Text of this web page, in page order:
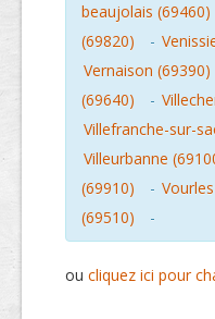
beaujolais (69460)
(69820)
-
Vernaison (69390)
(69640)
-
Villefranche-sur-
Villeurbanne
(69910)
-
(69510)
-
ou cliquez ici pour